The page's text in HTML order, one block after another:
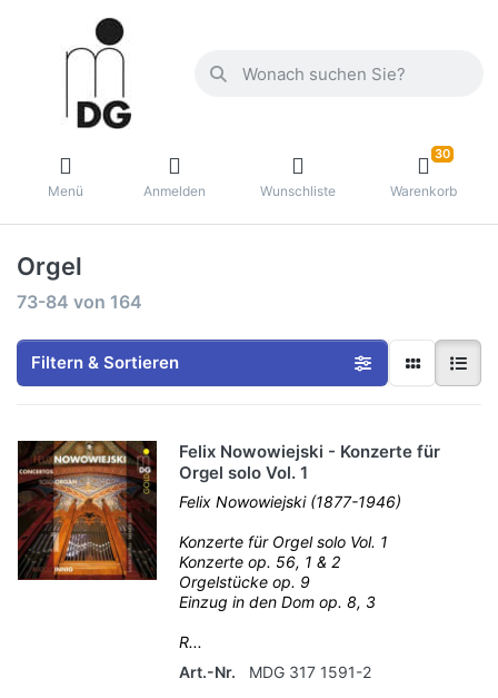
Menü Anmelden Wunschliste
30
Warenkorb
Orgel
73-84 von 164
Filtern & Sortieren
Felix Nowowiejski - Konzerte für
Orgel solo Vol. 1
Felix Nowowiejski (1877-1946)
Konzerte für Orgel solo Vol. 1
Konzerte op. 56, 1 & 2
Orgelstücke op. 9
Einzug in den Dom op. 8, 3
R...
Art.-Nr.
MDG 317 1591-2